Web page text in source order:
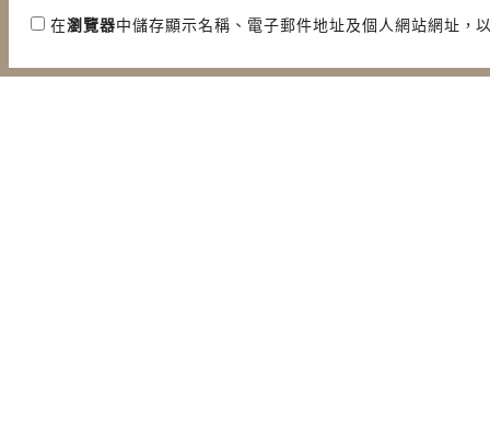
在瀏覽器中儲存顯示名稱、電子郵件地址及個人網站網址，